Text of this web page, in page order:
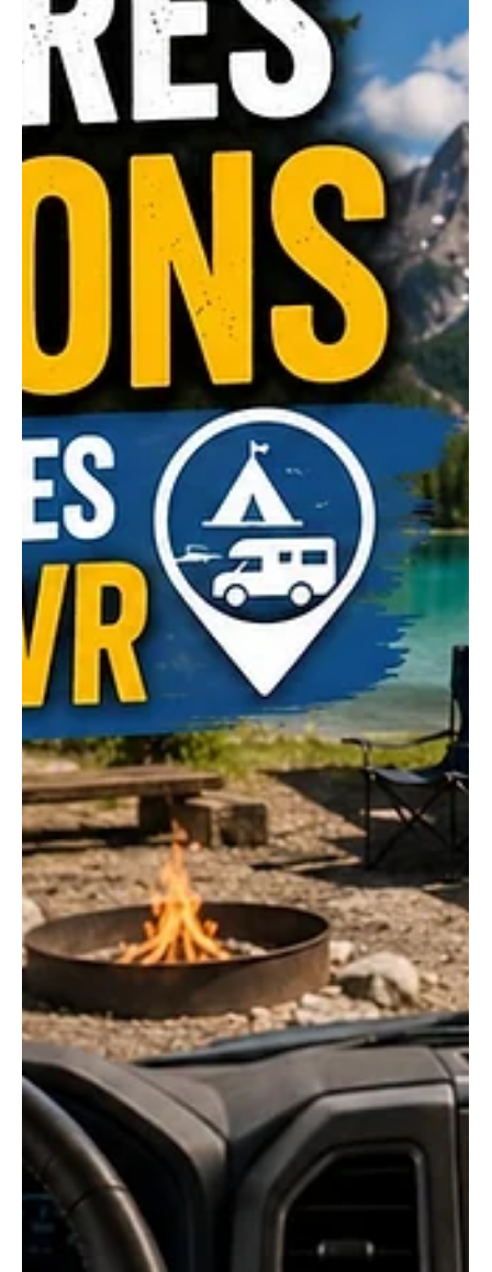
Voyager en famille avec enfants en
VR | conseils pratiques et jeux à
prévoir
Préparer son voyage en famille Avant même de monter
en VR, il est essentiel de planifier soigneusement chaque
détail pour éviter les mauvaises surprises. Définissez la
durée du séjour (week-end ou road trip prolongé) et
choisissez les étapes principales : campings nature ou
aires de service près des villes. Pensez à l’itinéraire global,
en alternant journées actives et journées plus relax pour
éviter le stress des enfants. Dressez une liste des
équipements nécessaires pour ac